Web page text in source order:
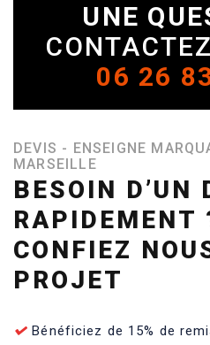
UNE
06 26
DEVIS - ENSEIGNE
MARSEILLE
BESOIN D’UN
RAPIDEMENT
CONFIEZ
PROJET
Bénéficiez de 15% de